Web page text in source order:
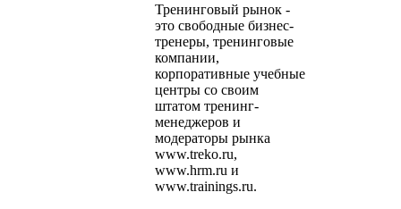
Тренинговый рынок -
это свободные бизнес-
тренеры, тренинговые
компании,
корпоративные учебные
центры со своим
штатом тренинг-
менеджеров и
модераторы рынка
www.treko.ru,
www.hrm.ru и
www.trainings.ru.